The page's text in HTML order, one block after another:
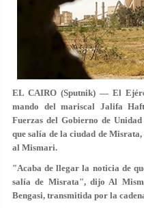
EL CAIRO (Sputnik) — El
mando del mariscal Jalifa
Fuerzas del Gobierno de
que salía de la ciudad de
al Mismari.
"Acaba de llegar la noticia de
salía de Misrata", dijo Al
Bengasi, transmitida por la